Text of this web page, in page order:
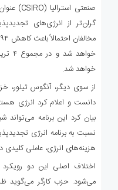
گران‌تر از انرژی‌های
خواهد شد.
از سوی دیگر، آنگوس تیلور،
دانست و اعلام کرد انرژی
نسبت به برنامه انرژی
هزینه‌های انرژی، عاملی
اختلاف اصلی این دو